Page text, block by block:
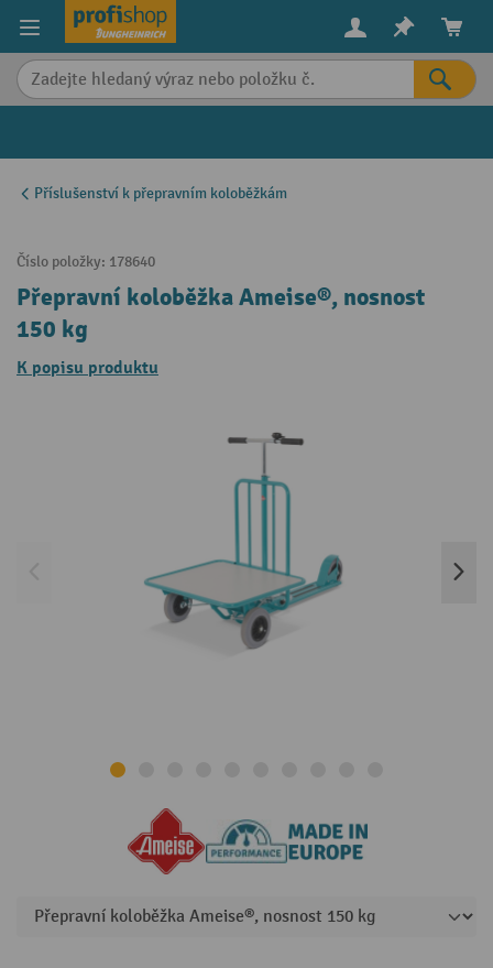
content
Příslušenství k přepravním koloběžkám
Číslo položky: 178640
Přepravní koloběžka Ameise®, nosnost
150 kg
K popisu produktu